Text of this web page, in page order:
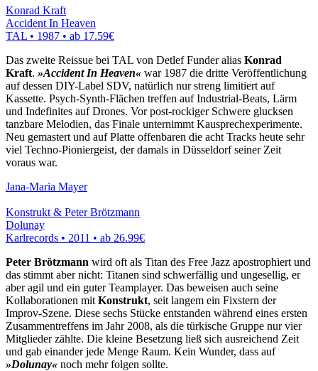
Konrad Kraft
Accident In Heaven
TAL • 1987 • ab 17.59€
Das zweite Reissue bei TAL von Detlef Funder alias Konrad
Kraft. »Accident In Heaven« war 1987 die dritte Veröffentlichung
auf dessen DIY-Label SDV, natürlich nur streng limitiert auf
Kassette. Psych-Synth-Flächen treffen auf Industrial-Beats, Lärm
und Indefinites auf Drones. Vor post-rockiger Schwere glucksen
tanzbare Melodien, das Finale unternimmt Kausprechexperimente.
Neu gemastert und auf Platte offenbaren die acht Tracks heute sehr
viel Techno-Pioniergeist, der damals in Düsseldorf seiner Zeit
voraus war.
Jana-Maria Mayer
Konstrukt & Peter Brötzmann
Dolunay
Karlrecords • 2011 • ab 26.99€
Peter Brötzmann wird oft als Titan des Free Jazz apostrophiert und
das stimmt aber nicht: Titanen sind schwerfällig und ungesellig, er
aber agil und ein guter Teamplayer. Das beweisen auch seine
Kollaborationen mit Konstrukt, seit langem ein Fixstern der
Improv-Szene. Diese sechs Stücke entstanden während eines ersten
Zusammentreffens im Jahr 2008, als die türkische Gruppe nur vier
Mitglieder zählte. Die kleine Besetzung ließ sich ausreichend Zeit
und gab einander jede Menge Raum. Kein Wunder, dass auf
»Dolunay« noch mehr folgen sollte.